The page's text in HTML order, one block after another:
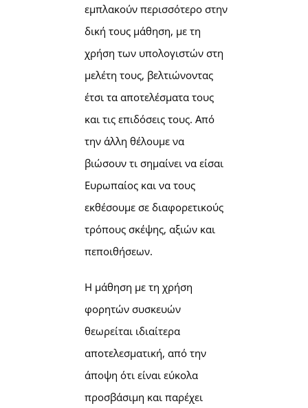
εμπλακούν περισσότερο στην
δική τους μάθηση, με τη
χρήση των υπολογιστών στη
μελέτη τους, βελτιώνοντας
έτσι τα αποτελέσματα τους
και τις επιδόσεις τους. Από
την άλλη θέλουμε να
βιώσουν τι σημαίνει να είσαι
Ευρωπαίος και να τους
εκθέσουμε σε διαφορετικούς
τρόπους σκέψης, αξιών και
πεποιθήσεων.
Η μάθηση με τη χρήση
φορητών συσκευών
θεωρείται ιδιαίτερα
αποτελεσματική, από την
άποψη ότι είναι εύκολα
προσβάσιμη και παρέχει